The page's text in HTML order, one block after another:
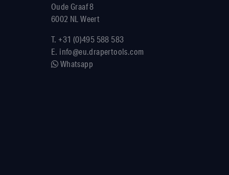
Oude Graaf 8
6002 NL Weert
T.+31 (0)495 588 583
E. info@eu.drapertools.com
Whatsapp